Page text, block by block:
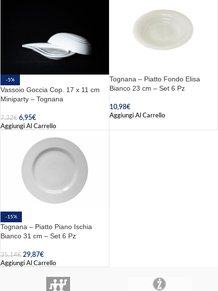
-5%
Vassoio Goccia Cop. 17 x 11 cm
Miniparty – Tognana
7,32€ 6,95€
Aggiungi Al Carrello
Tognana – Piatto Fondo Elisa
Bianco 23 cm – Set 6 Pz
10,98€
Aggiungi Al Carrello
-15%
Tognana – Piatto Piano Ischia
Bianco 31 cm – Set 6 Pz
35,14€ 29,87€
Aggiungi Al Carrello